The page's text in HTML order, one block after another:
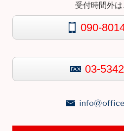
受付時間外は
090-
03-